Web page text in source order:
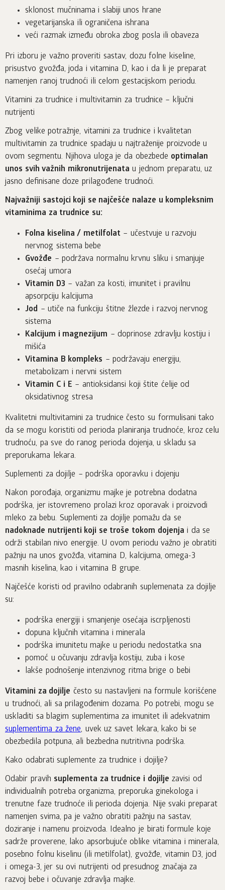
sklonost mučninama i slabiji unos hrane
vegetarijanska ili ograničena ishrana
veći razmak između obroka zbog posla ili obaveza
Pri izboru je važno proveriti sastav, dozu folne kiseline,
prisustvo gvožđa, joda i vitamina D, kao i da li je preparat
namenjen ranoj trudnoći ili celom gestacijskom periodu.
Vitamini za trudnice i multivitamin za trudnice – ključni
nutrijenti
Zbog velike potražnje, vitamini za trudnice i kvalitetan
multivitamin za trudnice spadaju u najtraženije proizvode u
ovom segmentu. Njihova uloga je da obezbede optimalan
unos svih važnih mikronutrijenata u jednom preparatu, uz
jasno definisane doze prilagođene trudnoći.
Najvažniji sastojci koji se najčešće nalaze u kompleksnim
vitaminima za trudnice su:
Folna kiselina / metilfolat– učestvuje u razvoju
nervnog sistema bebe
Gvožđe – podržava normalnu krvnu sliku i smanjuje
osećaj umora
Vitamin D3 – važan za kosti, imunitet i pravilnu
apsorpciju kalcijuma
Jod – utiče na funkciju štitne žlezde i razvoj nervnog
sistema
Kalcijum i magnezijum – doprinose zdravlju kostiju i
mišića
Vitamina B kompleks – podržavaju energiju,
metabolizam i nervni sistem
Vitamin C i E – antioksidansi koji štite ćelije od
oksidativnog stresa
Kvalitetni multivitamini za trudnice često su formulisani tako
da se mogu koristiti od perioda planiranja trudnoće, kroz celu
trudnoću, pa sve do ranog perioda dojenja, u skladu sa
preporukama lekara.
Suplementi za dojilje – podrška oporavku i dojenju
Nakon porođaja, organizmu majke je potrebna dodatna
podrška, jer istovremeno prolazi kroz oporavak i proizvodi
mleko za bebu. Suplementi za dojilje pomažu da se
nadoknade nutrijenti koji se troše tokom dojenja i da se
održi stabilan nivo energije. U ovom periodu važno je obratiti
pažnju na unos gvožđa, vitamina D, kalcijuma, omega-3
masnih kiselina, kao i vitamina B grupe.
Najčešće koristi od pravilno odabranih suplemenata za dojilje
su:
podrška energiji i smanjenje osećaja iscrpljenosti
dopuna ključnih vitamina i minerala
podrška imunitetu majke u periodu nedostatka sna
pomoć u očuvanju zdravlja kostiju, zuba i kose
lakše podnošenje intenzivnog ritma brige o bebi
Vitamini za dojilje često su nastavljeni na formule korišćene
u trudnoći, ali sa prilagođenim dozama. Po potrebi, mogu se
uskladiti sa blagim suplementima za imunitet ili adekvatnim
suplementima za žene, uvek uz savet lekara, kako bi se
obezbedila potpuna, ali bezbedna nutritivna podrška.
Kako odabrati suplemente za trudnice i dojilje?
Odabir pravih suplementa za trudnice i dojilje zavisi od
individualnih potreba organizma, preporuka ginekologa i
trenutne faze trudnoće ili perioda dojenja. Nije svaki preparat
namenjen svima, pa je važno obratiti pažnju na sastav,
doziranje i namenu proizvoda. Idealno je birati formule koje
sadrže proverene, lako apsorbujuće oblike vitamina i minerala,
posebno folnu kiselinu (ili metilfolat), gvožđe, vitamin D3, jod
i omega-3, jer su ovi nutrijenti od presudnog značaja za
razvoj bebe i očuvanje zdravlja majke.